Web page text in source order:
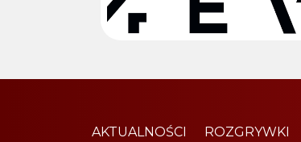
AKTUALNOŚCI ROZGRYWKI